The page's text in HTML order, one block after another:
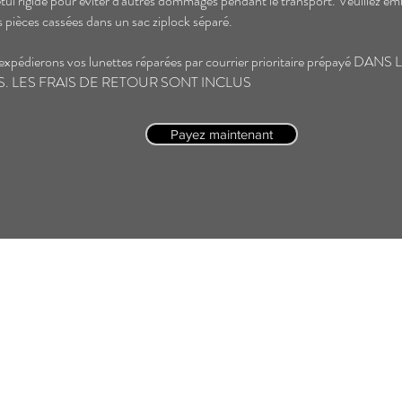
pièces cassées dans un sac ziplock séparé.
vos lunettes réparées par courrier prioritaire prépayé DANS
LES FRAIS DE RETOUR SONT INCLUS
Payez maintenant